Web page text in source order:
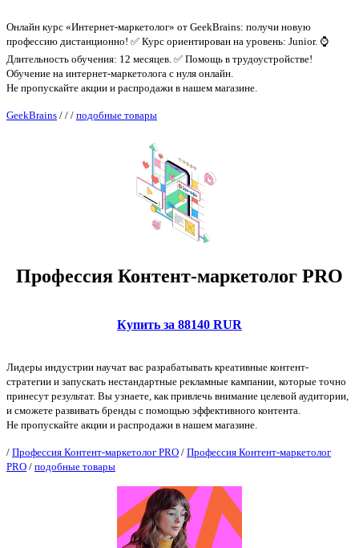
Онлайн курс «Интернет-маркетолог» от GeekBrains: получи новую
профессию дистанционно! ✅ Курс ориентирован на уровень: Junior. ⌚
Длительность обучения: 12 месяцев. ✅ Помощь в трудоустройстве!
Обучение на интернет-маркетолога с нуля онлайн.
Не пропускайте акции и распродажи в нашем магазине.
GeekBrains / / / подобные товары
Профессия Контент-маркетолог PRO
Купить за 88140 RUR
Лидеры индустрии научат вас разрабатывать креативные контент-
стратегии и запускать нестандартные рекламные кампании, которые точно
принесут результат. Вы узнаете, как привлечь внимание целевой аудитории,
и сможете развивать бренды с помощью эффективного контента.
Не пропускайте акции и распродажи в нашем магазине.
/ Профессия Контент-маркетолог PRO / Профессия Контент-маркетолог
PRO / подобные товары